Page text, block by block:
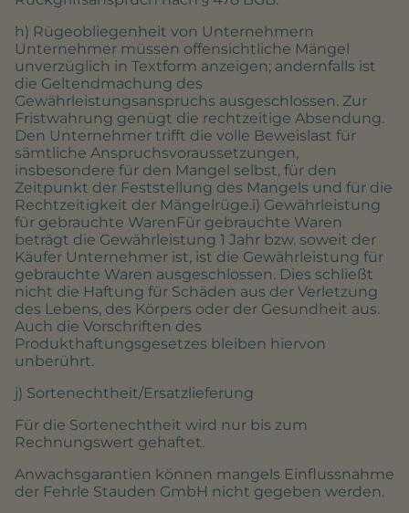
h) Rügeobliegenheit von Unternehmern
Unternehmer müssen offensichtliche Mängel
unverzüglich in Textform anzeigen; andernfalls ist
die Geltendmachung des
Gewährleistungsanspruchs ausgeschlossen. Zur
Fristwahrung genügt die rechtzeitige Absendung.
Den Unternehmer trifft die volle Beweislast für
sämtliche Anspruchsvoraussetzungen,
insbesondere für den Mangel selbst, für den
Zeitpunkt der Feststellung des Mangels und für die
Rechtzeitigkeit der Mängelrüge.i) Gewährleistung
für gebrauchte WarenFür gebrauchte Waren
beträgt die Gewährleistung 1 Jahr bzw. soweit der
Käufer Unternehmer ist, ist die Gewährleistung für
gebrauchte Waren ausgeschlossen. Dies schließt
nicht die Haftung für Schäden aus der Verletzung
des Lebens, des Körpers oder der Gesundheit aus.
Auch die Vorschriften des
Produkthaftungsgesetzes bleiben hiervon
unberührt.
j) Sortenechtheit/Ersatzlieferung
Für die Sortenechtheit wird nur bis zum
Rechnungswert gehaftet.
Anwachsgarantien können mangels Einflussnahme
der Fehrle Stauden GmbH nicht gegeben werden.